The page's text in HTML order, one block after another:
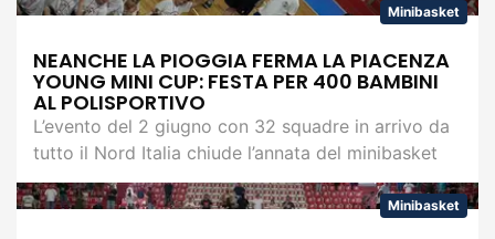
Minibasket
NEANCHE LA PIOGGIA FERMA LA PIACENZA
YOUNG MINI CUP: FESTA PER 400 BAMBINI
AL POLISPORTIVO
L’evento del 2 giugno con 32 squadre in arrivo da
tutto il Nord Italia chiude l’annata del minibasket
Minibasket